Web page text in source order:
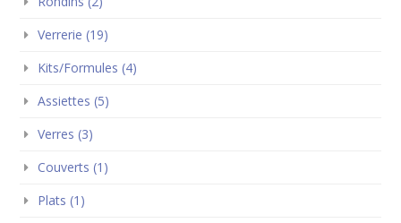
Verrerie (19)
Kits/Formules (4)
Assiettes (5)
Verres (3)
Couverts (1)
Plats (1)